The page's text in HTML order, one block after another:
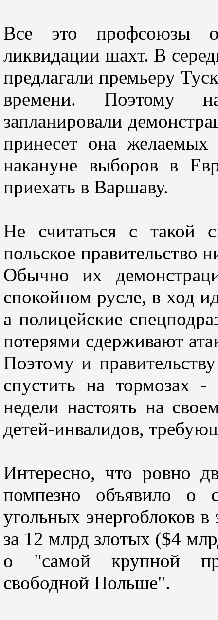
Все это профсоюзы
ликвидации шахт. В
предлагали премьеру
времени. Поэтому
запланировали
принесет она желаемых
накануне выборов в
приехать в Варшаву.
Не считаться с такой
польское правительство
Обычно их
спокойном русле, в ход
а полицейские
потерями сдерживают
Поэтому и
спустить на тормозах
недели настоять на
детей-инвалидов,
Интересно, что ровно
помпезно объявило о
угольных энергоблоков
за 12 млрд злотых ($4
о "самой крупной
свободной Польше".